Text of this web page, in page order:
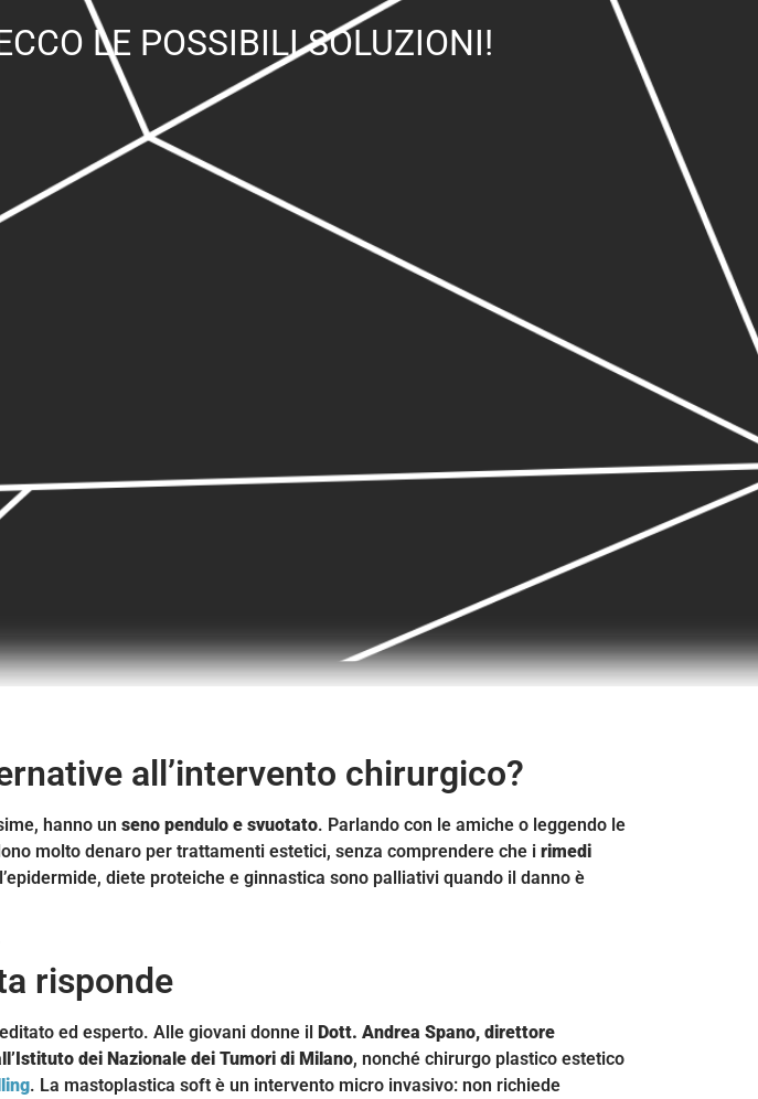
LE POSSIBILI SOLUZIONI!
all’intervento chirurgico?
hanno un seno pendulo e svuotato. Parlando con le amiche o leggendo le
molto denaro per trattamenti estetici, senza comprendere che i rimedi
diete proteiche e ginnastica sono palliativi quando il danno è
risponde
ed esperto. Alle giovani donne il Dott. Andrea Spano, direttore
dei Nazionale dei Tumori di Milano, nonché chirurgo plastico estetico
. La mastoplastica soft è un intervento micro invasivo: non richiede